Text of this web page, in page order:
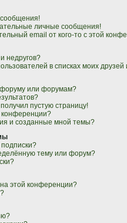
личные сообщения!
email от кого-то с этой
недругов?
в списках моих друзей
форуму или форумам?
пустую страницу!
конференции?
и созданные мной темы?
тему или форум?
этой конференции?